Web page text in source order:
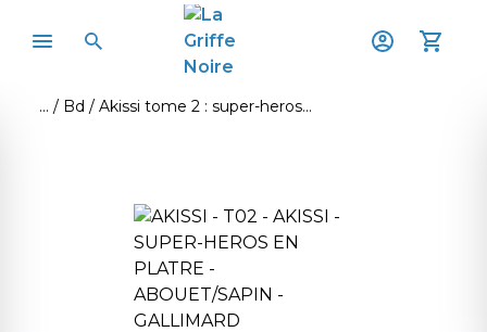
Bd Akissi tome 2 : super-heros en platre